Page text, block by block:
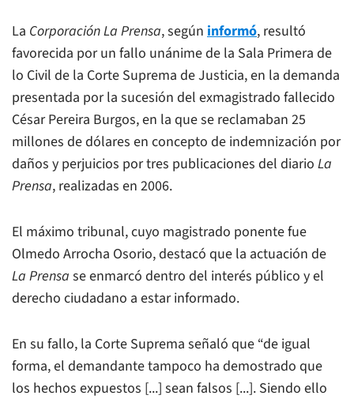
La Corporación La Prensa, según informó, resultó
favorecida por un fallo unánime de la Sala Primera de
lo Civil de la Corte Suprema de Justicia, en la demanda
presentada por la sucesión del exmagistrado fallecido
César Pereira Burgos, en la que se reclamaban 25
millones de dólares en concepto de indemnización por
daños y perjuicios por tres publicaciones del diario La
Prensa, realizadas en 2006.
El máximo tribunal, cuyo magistrado ponente fue
Olmedo Arrocha Osorio, destacó que la actuación de
La Prensa se enmarcó dentro del interés público y el
derecho ciudadano a estar informado.
En su fallo, la Corte Suprema señaló que “de igual
forma, el demandante tampoco ha demostrado que
los hechos expuestos [...] sean falsos [...]. Siendo ello